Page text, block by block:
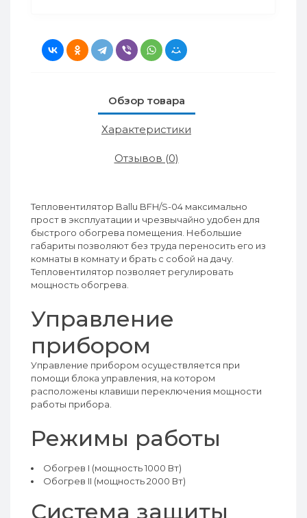
Обзор товара
Характеристики
Отзывов (0)
Тепловентилятор Ballu BFH/S-04 максимально
прост в эксплуатации и чрезвычайно удобен для
быстрого обогрева помещения. Небольшие
габариты позволяют без труда переносить его из
комнаты в комнату и брать с собой на дачу.
Тепловентилятор позволяет регулировать
мощность обогрева.
Управление
прибором
Управление прибором осуществляется при
помощи блока управления, на котором
расположены клавиши переключения мощности
работы прибора.
Режимы работы
Обогрев I (мощность 1000 Вт)
Обогрев II (мощность 2000 Вт)
Система защиты